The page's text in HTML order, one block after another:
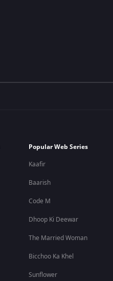
Popular Web Series
Kaafir
Baarish
Code M
Dhoop Ki Deewar
The Married Woman
Bicchoo Ka Khel
Sunflower